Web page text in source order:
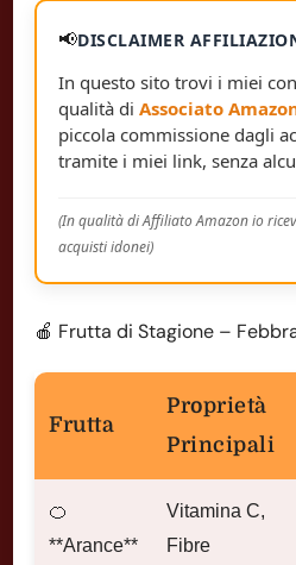
📢DISCLAIMER
In questo sito trovi i miei
qualità di Associato
piccola commissione dagli
tramite i miei link, senza
(In qualità di Affiliato Amazon io
acquisti idonei)
🍎 Frutta di Stagione –
Frutta
Proprietà
Principali
🍊
**Arance**
Vitamina C,
Fibre